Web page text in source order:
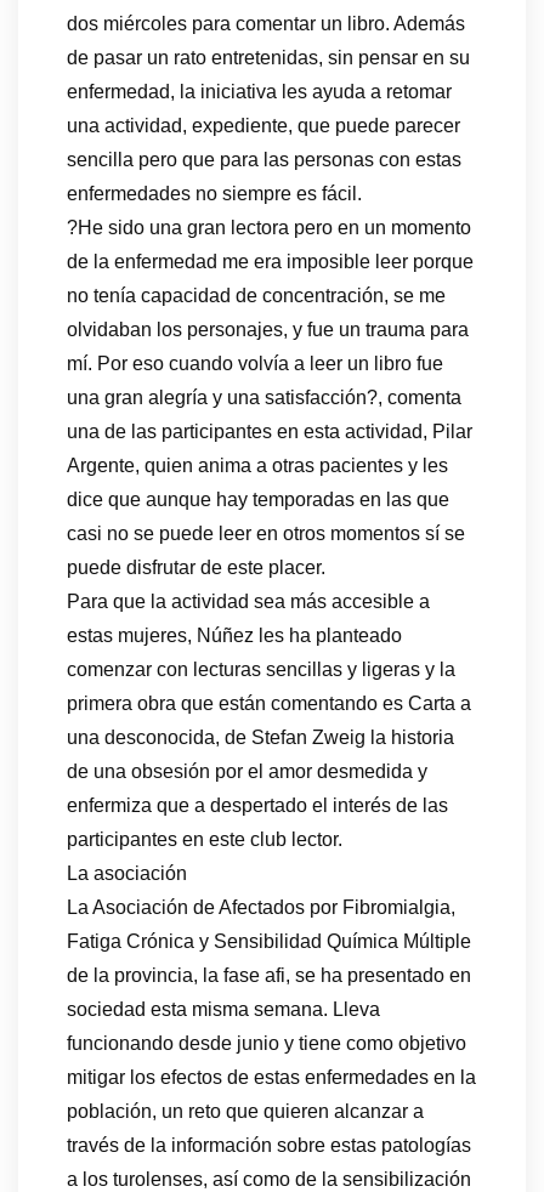
dos miércoles para comentar un libro. Además
de pasar un rato entretenidas, sin pensar en su
enfermedad, la iniciativa les ayuda a retomar
una actividad, expediente, que puede parecer
sencilla pero que para las personas con estas
enfermedades no siempre es fácil.
?He sido una gran lectora pero en un momento
de la enfermedad me era imposible leer porque
no tenía capacidad de concentración, se me
olvidaban los personajes, y fue un trauma para
mí. Por eso cuando volvía a leer un libro fue
una gran alegría y una satisfacción?, comenta
una de las participantes en esta actividad, Pilar
Argente, quien anima a otras pacientes y les
dice que aunque hay temporadas en las que
casi no se puede leer en otros momentos sí se
puede disfrutar de este placer.
Para que la actividad sea más accesible a
estas mujeres, Núñez les ha planteado
comenzar con lecturas sencillas y ligeras y la
primera obra que están comentando es Carta a
una desconocida, de Stefan Zweig la historia
de una obsesión por el amor desmedida y
enfermiza que a despertado el interés de las
participantes en este club lector.
La asociación
La Asociación de Afectados por Fibromialgia,
Fatiga Crónica y Sensibilidad Química Múltiple
de la provincia, la fase afi, se ha presentado en
sociedad esta misma semana. Lleva
funcionando desde junio y tiene como objetivo
mitigar los efectos de estas enfermedades en la
población, un reto que quieren alcanzar a
través de la información sobre estas patologías
a los turolenses, así como de la sensibilización